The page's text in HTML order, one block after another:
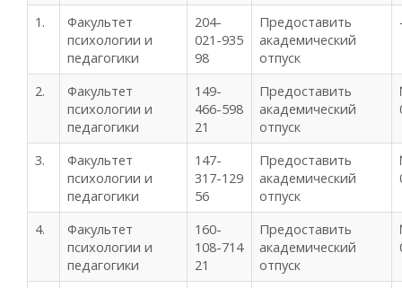
1.
Факультет
психологии и
педагогики
204-
021-935
98
Предоставить
академический
отпуск
2.
Факультет
психологии и
педагогики
149-
466-598
21
Предоставить
академический
отпуск
3.
Факультет
психологии и
педагогики
147-
317-129
56
Предоставить
академический
отпуск
4.
Факультет
психологии и
педагогики
160-
108-714
21
Предоставить
академический
отпуск